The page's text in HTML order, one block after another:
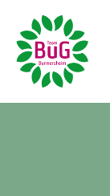
Zum
Inhalt
springen